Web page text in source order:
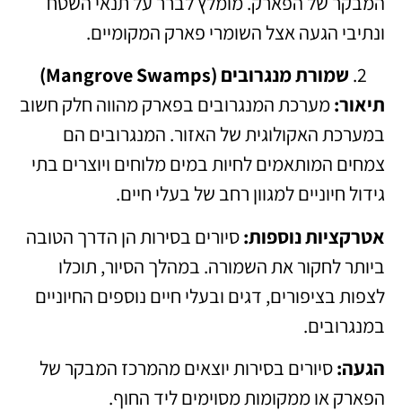
ונתיבי הגעה אצל השומרי פארק המקומיים.
שמורת מנגרובים (Mangrove Swamps)
תיאור:מערכת המנגרובים בפארק מהווה חלק חשוב
במערכת האקולוגית של האזור. המנגרובים הם
צמחים המותאמים לחיות במים מלוחים ויוצרים בתי
גידול חיוניים למגוון רחב של בעלי חיים.
אטרקציות נוספות:סיורים בסירות הן הדרך הטובה
ביותר לחקור את השמורה. במהלך הסיור, תוכלו
לצפות בציפורים, דגים ובעלי חיים נוספים החיוניים
במנגרובים.
הגעה:סיורים בסירות יוצאים מהמרכז המבקר של
הפארק או ממקומות מסוימים ליד החוף.